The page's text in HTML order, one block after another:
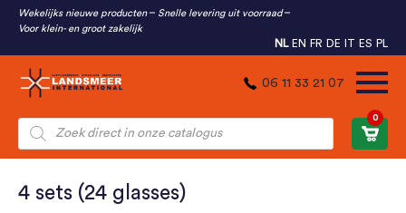
Wekelijks nieuwe producten
Snelle levering uit voorraad
Voor klein- en groot zakelijk
NL EN FR DE IT ES PL
06 11 33 21 07
Producten
zoeken
0
4 sets (24 glasses)